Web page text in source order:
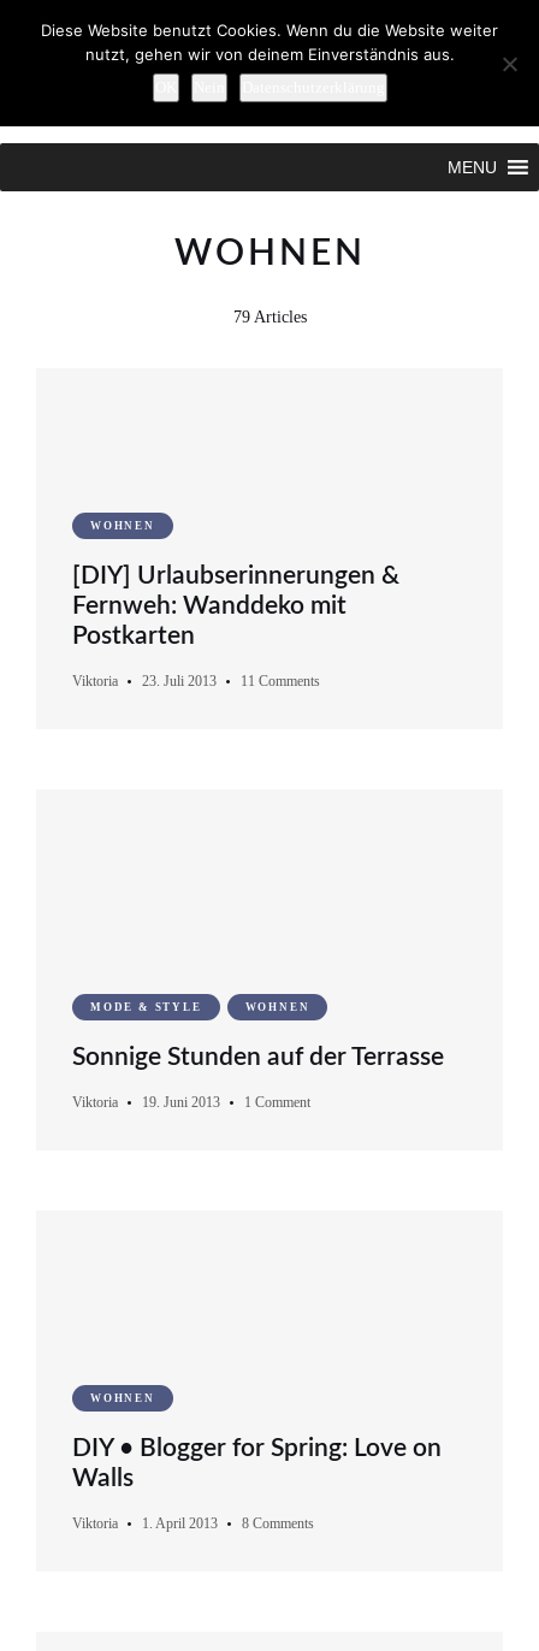
MENU
WOHNEN
79 Articles
WOHNEN
[DIY] Urlaubserinnerungen &
Fernweh: Wanddeko mit
Postkarten
Viktoria 23. Juli 2013 11 Comments
MODE & STYLE WOHNEN
Sonnige Stunden auf der Terrasse
Viktoria 19. Juni 2013 1 Comment
WOHNEN
DIY • Blogger for Spring: Love on
Walls
Viktoria 1. April 2013 8 Comments
Diese Website benutzt Cookies. Wenn du die Website weiter
nutzt, gehen wir von deinem Einverständnis aus.